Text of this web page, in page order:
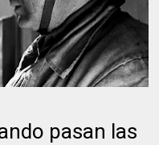
pasan las